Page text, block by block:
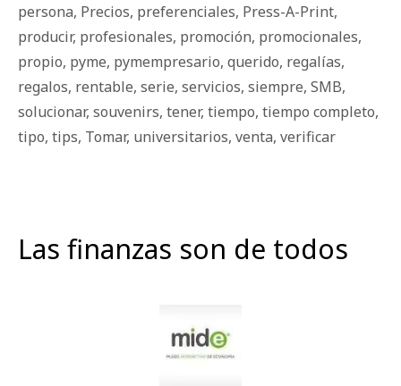
persona, Precios, preferenciales, Press-A-Print,
producir, profesionales, promoción, promocionales,
propio, pyme, pymempresario, querido, regalías,
regalos, rentable, serie, servicios, siempre, SMB,
solucionar, souvenirs, tener, tiempo, tiempo completo,
tipo, tips, Tomar, universitarios, venta, verificar
Las finanzas son de todos